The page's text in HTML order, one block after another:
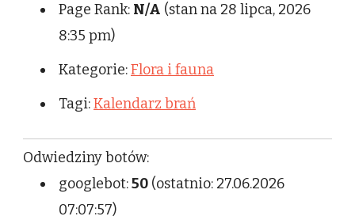
Page Rank: N/A (stan na 28 lipca, 2026
8:35 pm)
Kategorie:Flora i fauna
Tagi:Kalendarz brań
Odwiedziny botów:
googlebot:50 (ostatnio: 27.06.2026
07:07:57)